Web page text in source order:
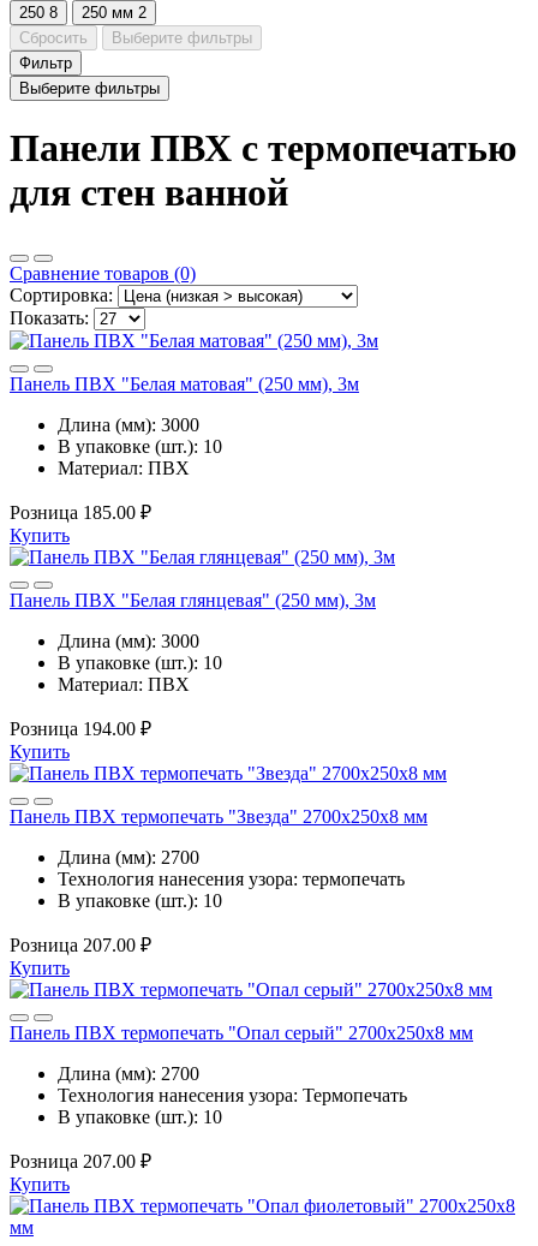
250 8 250 мм 2
Сбросить
Выберите фильтры
Фильтр
Выберите фильтры
Панели ПВХ с термопечатью
для стен ванной
Сравнение товаров (0)
Сортировка:
Показать:
Панель ПВХ "Белая матовая" (250 мм), 3м
Длина (мм): 3000
В упаковке (шт.): 10
Материал: ПВХ
Розница 185.00 ₽
Купить
Панель ПВХ "Белая глянцевая" (250 мм), 3м
Длина (мм): 3000
В упаковке (шт.): 10
Материал: ПВХ
Розница 194.00 ₽
Купить
Панель ПВХ термопечать "Звезда" 2700x250x8 мм
Длина (мм): 2700
Технология нанесения узора: термопечать
В упаковке (шт.): 10
Розница 207.00 ₽
Купить
Панель ПВХ термопечать "Опал серый" 2700x250x8 мм
Длина (мм): 2700
Технология нанесения узора: Термопечать
В упаковке (шт.): 10
Розница 207.00 ₽
Купить